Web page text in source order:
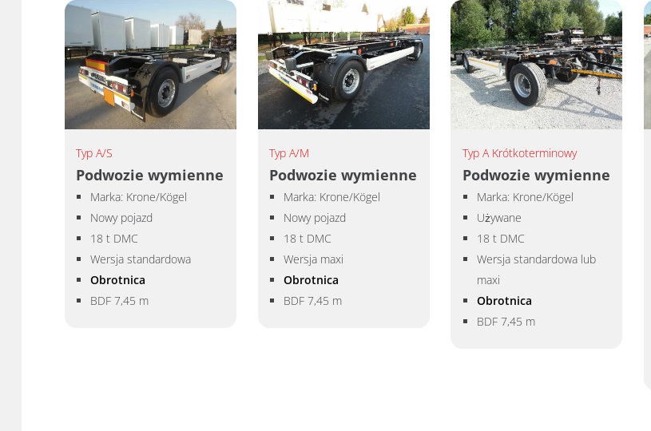
Typ A/S
Podwozie wymienne
Marka: Krone/Kögel
Nowy pojazd
18 t DMC
Wersja standardowa
Obrotnica
BDF 7,45 m
Typ A/M
Podwozie wymienne
Marka: Krone/Kögel
Nowy pojazd
18 t DMC
Wersja maxi
Obrotnica
BDF 7,45 m
Typ A Krótkoterminowy
Podwozie wymienne
Marka: Krone/Kögel
Używane
18 t DMC
Wersja standardowa lub
maxi
Obrotnica
BDF 7,45 m